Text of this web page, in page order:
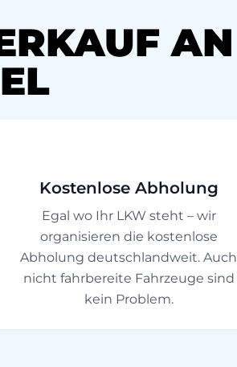
AN
Kostenlose Abholung
Egal wo Ihr LKW steht – wir
organisieren die kostenlose
Abholung deutschlandweit. Auch
nicht fahrbereite Fahrzeuge sind
kein Problem.